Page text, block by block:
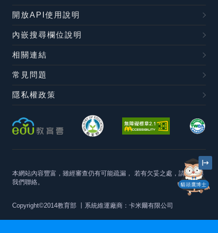
貓頭鷹博士
開放API使用說明
內嵌搜尋欄位說明
相關連結
常見問題
隱私權政策
本網站內容豐富，雖經審查仍有可能疏漏， 若有欠妥之處，請隨時與
我們聯絡。
Copyright©2014教育部 丨系統維運廠商：卡米爾有限公司